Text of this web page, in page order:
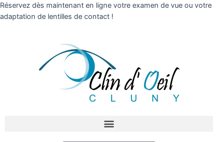
Réservez dès maintenant en ligne votre examen de vue ou votre
adaptation de lentilles de contact !